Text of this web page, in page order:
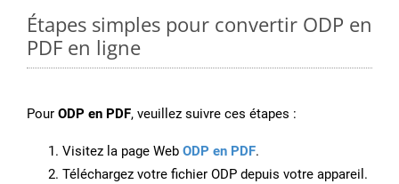
Étapes simples pour convertir ODP en
PDF en ligne
Pour ODP en PDF, veuillez suivre ces étapes :
Visitez la page Web ODP en PDF.
Téléchargez votre fichier ODP depuis votre appareil.